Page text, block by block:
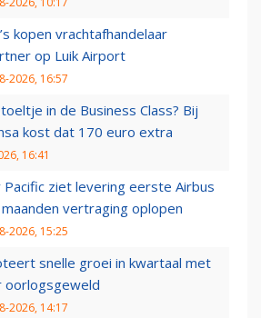
kopen vrachtafhandelaar
op Luik Airport
2026, 16:57
in de Business Class? Bij
kost dat 170 euro extra
16:41
Pacific ziet levering eerste Airbus
vertraging oplopen
2026, 15:25
snelle groei in kwartaal met
oorlogsgeweld
2026, 14:17